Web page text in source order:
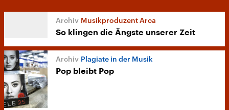
Musikproduzent Arca
So klingen die Ängste unserer Zeit
Plagiate in der Musik
Pop bleibt Pop